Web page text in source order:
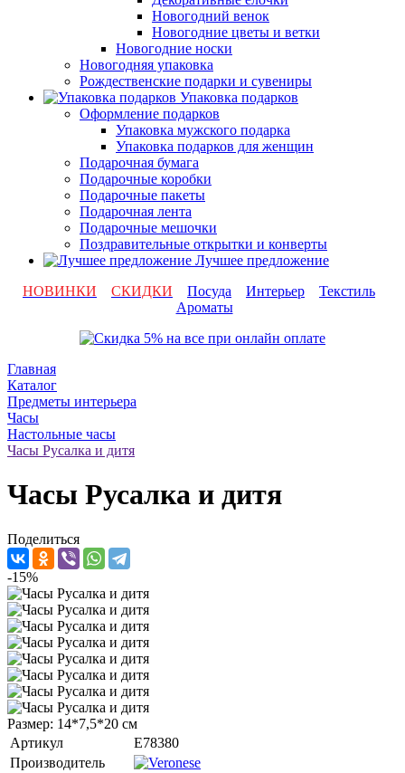
Новогодний венок
Новогодние цветы и ветки
Новогодние носки
Новогодняя упаковка
Рождественские подарки и сувениры
Упаковка подарков
Оформление подарков
Упаковка мужского подарка
Упаковка подарков для женщин
Подарочная бумага
Подарочные коробки
Подарочные пакеты
Подарочная лента
Подарочные мешочки
Поздравительные открытки и конверты
Лучшее предложение
НОВИНКИ
СКИДКИ Посуда Интерьер
Текстиль
Ароматы
Главная
Каталог
Предметы интерьера
Часы
Настольные часы
Часы Русалка и дитя
Часы Русалка и дитя
Поделиться
-15%
Размер: 14*7,5*20 см
Артикул
E78380
Производитель